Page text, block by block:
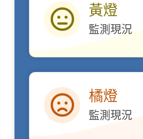
黃燈
黃燈
監測現況
橘燈
橘燈
監測現況